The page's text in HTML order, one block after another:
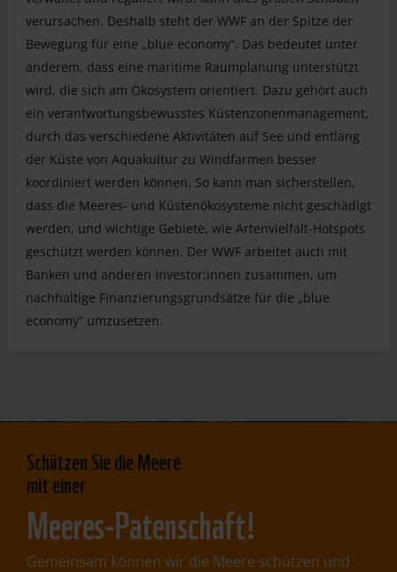
verursachen. Deshalb steht der WWF an der Spitze der
Bewegung für eine „blue economy“. Das bedeutet unter
anderem, dass eine maritime Raumplanung unterstützt
wird, die sich am Ökosystem orientiert. Dazu gehört auch
ein verantwortungsbewusstes Küstenzonenmanagement,
durch das verschiedene Aktivitäten auf See und entlang
der Küste von Aquakultur zu Windfarmen besser
koordiniert werden können. So kann man sicherstellen,
dass die Meeres- und Küstenökosysteme nicht geschädigt
werden, und wichtige Gebiete, wie Artenvielfalt-Hotspots
geschützt werden können. Der WWF arbeitet auch mit
Banken und anderen Investor:innen zusammen, um
nachhaltige Finanzierungsgrundsätze für die „blue
economy“ umzusetzen.
Schützen Sie die Meere
mit einer
Meeres-Patenschaft!
Gemeinsam können wir die Meere schützen und